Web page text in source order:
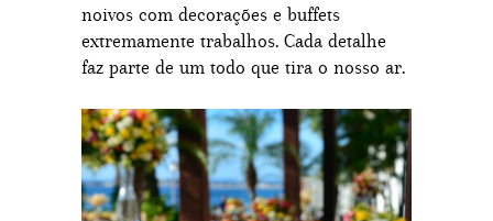
noivos com decorações e buffets
extremamente trabalhos. Cada detalhe
faz parte de um todo que tira o nosso ar.